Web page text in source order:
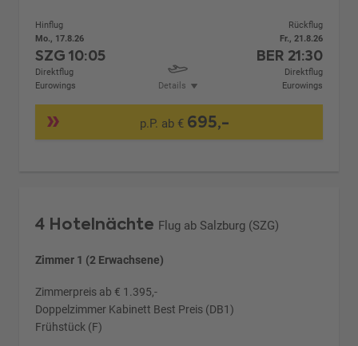
Hinflug
Mo., 17.8.26
SZG10:05
Direktflug
Eurowings
Details
Rückflug
Fr., 21.8.26
BER 21:30
Direktflug
Eurowings
p.P. ab € 695,-
4 Hotelnächte Flug ab Salzburg (SZG)
Zimmer 1 (2 Erwachsene)
Zimmerpreis ab € 1.395,-
Doppelzimmer Kabinett Best Preis (DB1)
Frühstück (F)